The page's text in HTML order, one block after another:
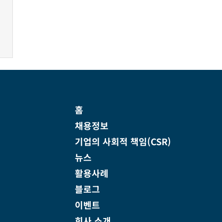
홈
채용정보
기업의 사회적 책임(CSR)
뉴스
활용사례
블로그
이벤트